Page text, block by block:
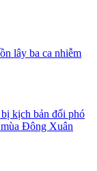
lây ba ca nhiễm
kịch bản đối phó
Đông Xuân